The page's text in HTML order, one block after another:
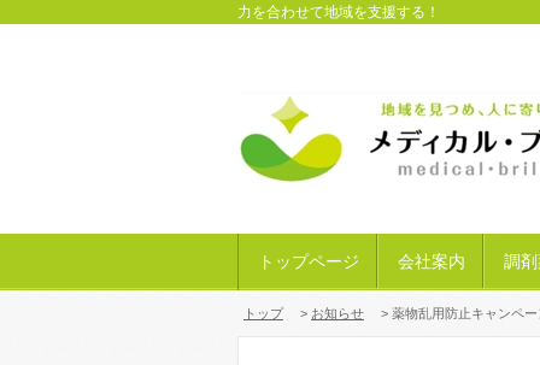
力を合わせて地域を支援する！
トップページ 会社案内 調
トップ > お知らせ > 薬物乱用防止キャンペ